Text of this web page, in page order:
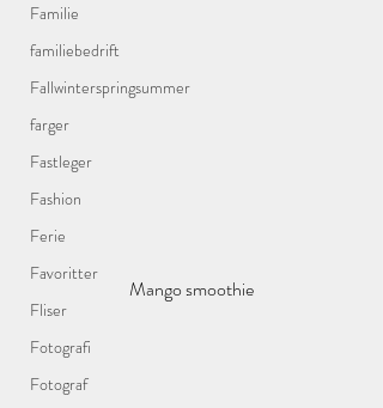
Familie
familiebedrift
Fallwinterspringsummer
farger
Fastleger
Fashion
Ferie
Favoritter
Fliser
Fotografi
Fotograf
Mango smoothie